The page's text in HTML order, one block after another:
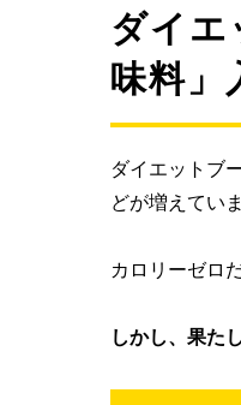
ダイエ
味料」
ダイエットブ
どが増えてい
カロリーゼロ
しかし、果た